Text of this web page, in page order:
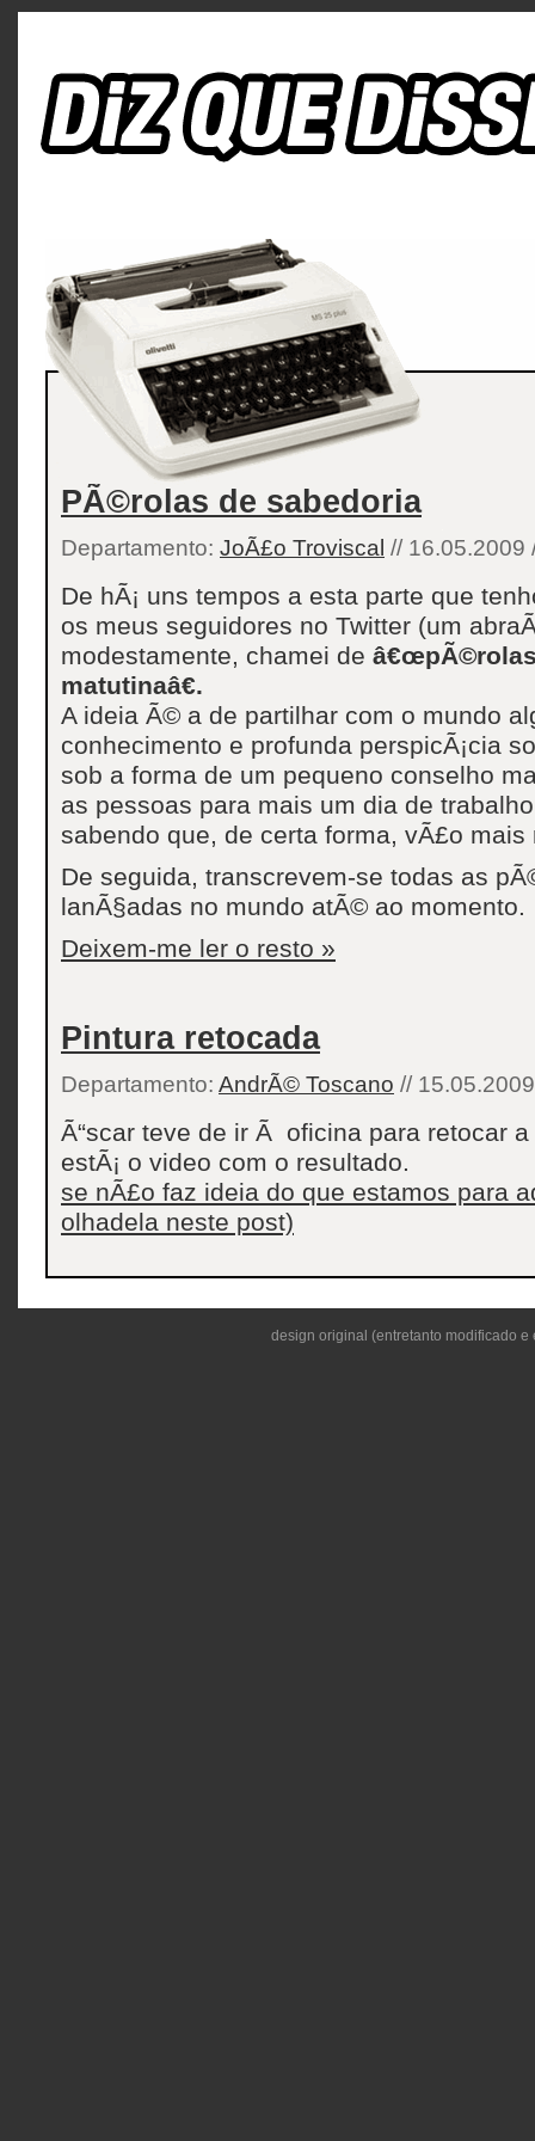
PÃ©rolas de sabedoria
Departamento: JoÃ£o Troviscal // 16.05.2009
De hÃ¡ uns tempos a esta parte que
os meus seguidores no Twitter (um
modestamente, chamei de
matutinaâ€.
A ideia Ã© a de partilhar com o mundo
conhecimento e profunda perspicÃ¡cia
sob a forma de um pequeno conselho
as pessoas para mais um dia de
sabendo que, de certa forma, vÃ£o mais
De seguida, transcrevem-se todas as
lanÃ§adas no mundo atÃ© ao momento.
Deixem-me ler o resto »
Pintura retocada
Departamento: AndrÃ© Toscano //
Ã“scar teve de ir Ã oficina para retocar
estÃ¡ o video com o resultado.
se nÃ£o faz ideia do que estamos para
olhadela neste post)
design original (entretanto modificado